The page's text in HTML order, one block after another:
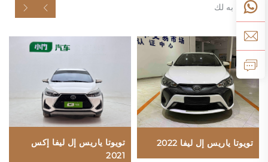
موصى به لك
تويوتا ياريس إل ليفا 2022
تويوتا ياريس إل ليفا إكس
2021